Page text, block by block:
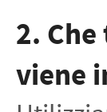
2.
viene